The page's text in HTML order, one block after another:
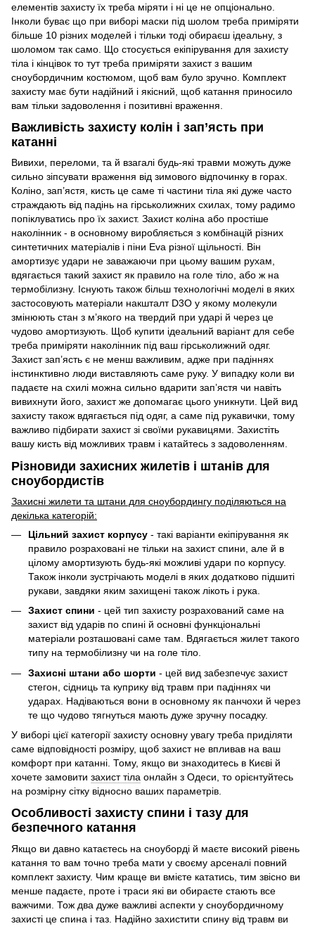
елементів захисту їх треба міряти і ні це не опціонально.
Інколи буває що при виборі маски під шолом треба приміряти
більше 10 різних моделей і тільки тоді обираєш ідеальну, з
шоломом так само. Що стосується екіпірування для захисту
тіла і кінцівок то тут треба приміряти захист з вашим
сноубордичним костюмом, щоб вам було зручно. Комплект
захисту має бути надійний і якісний, щоб катання приносило
вам тільки задоволення і позитивні враження.
Важливість захисту колін і зап’ясть при
катанні
Вивихи, переломи, та й взагалі будь-які травми можуть дуже
сильно зіпсувати враження від зимового відпочинку в горах.
Коліно, зап’ястя, кисть це саме ті частини тіла які дуже часто
страждають від падінь на гірськолижних схилах, тому радимо
попіклуватись про їх захист. Захист коліна або простіше
наколінник - в основному виробляється з комбінацій різних
синтетичних матеріалів і піни Eva різної щільності. Він
амортизує удари не заважаючи при цьому вашим рухам,
вдягається такий захист як правило на голе тіло, або ж на
термобілизну. Існують також більш технологічні моделі в яких
застосовують матеріали накшталт D3O у якому молекули
змінюють стан з м’якого на твердий при ударі й через це
чудово амортизують. Щоб купити ідеальний варіант для себе
треба приміряти наколінник під ваш гірськолижний одяг.
Захист зап’ясть є не менш важливим, адже при падіннях
інстинктивно люди виставляють саме руку. У випадку коли ви
падаєте на схилі можна сильно вдарити зап’ястя чи навіть
вивихнути його, захист же допомагає цього уникнути. Цей вид
захисту також вдягається під одяг, а саме під рукавички, тому
важливо підбирати захист зі своїми рукавицями. Захистіть
вашу кисть від можливих травм і катайтесь з задоволенням.
Різновиди захисних жилетів і штанів для
сноубордистів
Захисні жилети та штани для сноубордингу поділяються на
декілька категорій:
Цільний захист корпусу - такі варіанти екіпірування як
правило розраховані не тільки на захист спини, але й в
цілому амортизують будь-які можливі удари по корпусу.
Також інколи зустрічають моделі в яких додатково підшиті
рукави, завдяки яким захищені також лікоть і рука.
Захист спини - цей тип захисту розрахований саме на
захист від ударів по спині й основні функціональні
матеріали розташовані саме там. Вдягається жилет такого
типу на термобілизну чи на голе тіло.
Захисні штани або шорти - цей вид забезпечує захист
стегон, сідниць та куприку від травм при падіннях чи
ударах. Надіваються вони в основному як панчохи й через
те що чудово тягнуться мають дуже зручну посадку.
У виборі цієї категорії захисту основну увагу треба приділяти
саме відповідності розміру, щоб захист не впливав на ваш
комфорт при катанні. Тому, якщо ви знаходитесь в Києві й
хочете замовити захист тіла онлайн з Одеси, то орієнтуйтесь
на розмірну сітку відносно ваших параметрів.
Особливості захисту спини і тазу для
безпечного катання
Якщо ви давно катаєтесь на сноуборді й маєте високий рівень
катання то вам точно треба мати у своєму арсеналі повний
комплект захисту. Чим краще ви вмієте кататись, тим звісно ви
менше падаєте, проте і траси які ви обираєте стають все
важчими. Тож два дуже важливі аспекти у сноубордичному
захисті це спина і таз. Надійно захистити спину від травм ви